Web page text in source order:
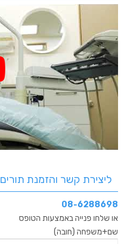
ליצירת קשר והזמנת תורים
08-6288698
או שלחו פנייה באמצעות הטופס
שם+משפחה (חובה)